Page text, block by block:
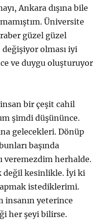
Ankara dışına bile
Üniversite
güzel güzel
değişiyor olması iyi
ve duygu oluşturuyor
bir çeşit cahil
şimdi düşününce.
gelecekleri. Dönüp
başında
veremezdim herhalde.
değil kesinlikle. İyi ki
istediklerimi.
insanın yeterince
her şeyi bilirse.